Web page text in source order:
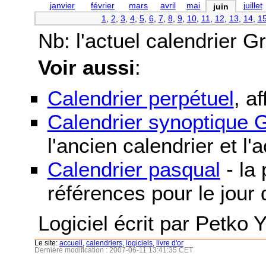
janvier février mars avril mai juin
juillet
1
2 3 4, 5, 6, 7 8, 9, 10, 11 12 13 14,
Nb: l'actuel calendrier
Voir aussi:
Calendrier perpétuel,
Calendrier synoptique
l'ancien calendrier et
Calendrier pasqual - la
références pour le jour
Logiciel écrit par Petko
Le site: accueil calendriers logiciels
livre d'or
Dernière modification : 2007-06-11 13:41:35 CET